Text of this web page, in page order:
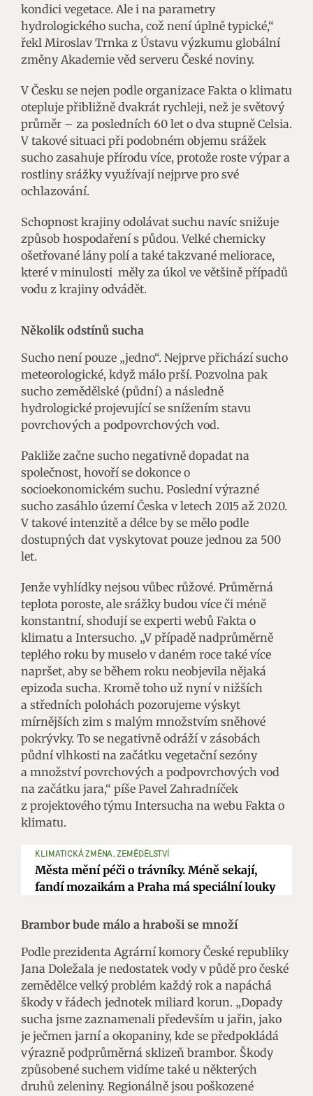
kondici vegetace. Ale i na parametry
hydrologického sucha, což není úplně typické,“
řekl Miroslav Trnka z Ústavu výzkumu globální
změny Akademie věd serveru České noviny.
V Česku se nejen podle organizace Fakta o klimatu
otepluje přibližně dvakrát rychleji, než je světový
průměr – za posledních 60 let o dva stupně Celsia.
V takové situaci při podobném objemu srážek
sucho zasahuje přírodu více, protože roste výpar a
rostliny srážky využívají nejprve pro své
ochlazování.
Schopnost krajiny odolávat suchu navíc snižuje
způsob hospodaření s půdou. Velké chemicky
ošetřované lány polí a také takzvané meliorace,
které v minulosti měly za úkol ve většině případů
vodu z krajiny odvádět.
Několik odstínů sucha
Sucho není pouze „jedno“. Nejprve přichází sucho
meteorologické, když málo prší. Pozvolna pak
sucho zemědělské (půdní) a následně
hydrologické projevující se snížením stavu
povrchových a podpovrchových vod.
Pakliže začne sucho negativně dopadat na
společnost, hovoří se dokonce o
socioekonomickém suchu. Poslední výrazné
sucho zasáhlo území Česka v letech 2015 až 2020.
V takové intenzitě a délce by se mělo podle
dostupných dat vyskytovat pouze jednou za 500
let.
Jenže vyhlídky nejsou vůbec růžové. Průměrná
teplota poroste, ale srážky budou více či méně
konstantní, shodují se experti webů Fakta o
klimatu a Intersucho. „V případě nadprůměrně
teplého roku by muselo v daném roce také více
napršet, aby se během roku neobjevila nějaká
epizoda sucha. Kromě toho už nyní v nižších
a středních polohách pozorujeme výskyt
mírnějších zim s malým množstvím sněhové
pokrývky. To se negativně odráží v zásobách
půdní vlhkosti na začátku vegetační sezóny
a množství povrchových a podpovrchových vod
na začátku jara,“ píše Pavel Zahradníček
z projektového týmu Intersucha na webu Fakta o
klimatu.
KLIMATICKÁ ZMĚNA, ZEMĚDĚLSTVÍ
Města mění péči o trávníky. Méně sekají,
fandí mozaikám a Praha má speciální louky
Brambor bude málo a hraboši se množí
Podle prezidenta Agrární komory České republiky
Jana Doležala je nedostatek vody v půdě pro české
zemědělce velký problém každý rok a napáchá
škody v řádech jednotek miliard korun. „Dopady
sucha jsme zaznamenali především u jařin, jako
je ječmen jarní a okopaniny, kde se předpokládá
výrazně podprůměrná sklizeň brambor. Škody
způsobené suchem vidíme také u některých
druhů zeleniny. Regionálně jsou poškozené